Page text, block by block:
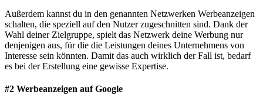
Außerdem kannst du in den genannten Netzwerken Werbeanzeigen
schalten, die speziell auf den Nutzer zugeschnitten sind. Dank der
Wahl deiner Zielgruppe, spielt das Netzwerk deine Werbung nur
denjenigen aus, für die die Leistungen deines Unternehmens von
Interesse sein könnten. Damit das auch wirklich der Fall ist, bedarf
es bei der Erstellung eine gewisse Expertise.
#2 Werbeanzeigen auf Google